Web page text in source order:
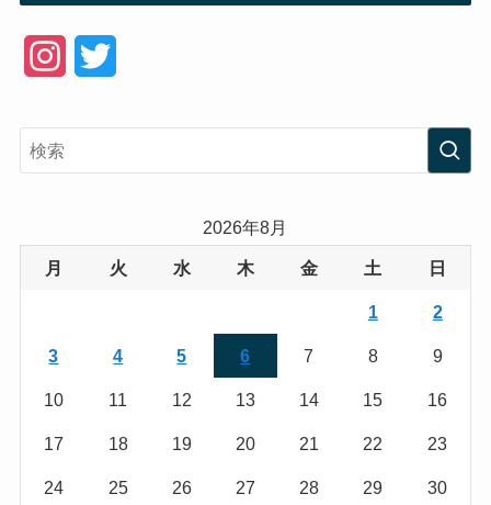
e
2026年8月
月 火 水 木 金 土 日
1 2
3 4 5 6 7 8 9
10 11 12 13 14 15 16
17 18 19 20 21 22 23
24 25 26 27 28 29 30